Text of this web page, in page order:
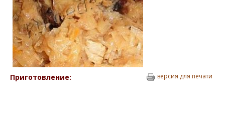
Приготовление: версия для печати